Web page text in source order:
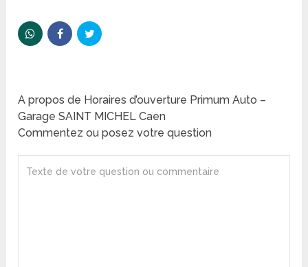
A propos de Horaires d’ouverture Primum Auto –
Garage SAINT MICHEL Caen
Commentez ou posez votre question